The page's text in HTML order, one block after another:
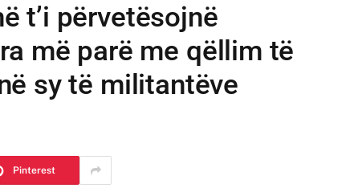
t’i përvetësojnë
më parë me qëllim të
sy të militantëve
Pinterest